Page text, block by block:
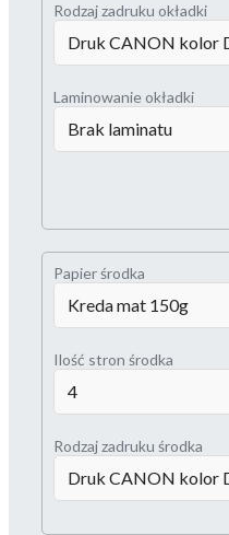
Rodzaj zadruku okładki
Druk CANON kolor
Laminowanie okładki
Brak laminatu
Papier środka
Kreda mat 150g
Ilość stron środka
4
Rodzaj zadruku środka
Druk CANON kolor